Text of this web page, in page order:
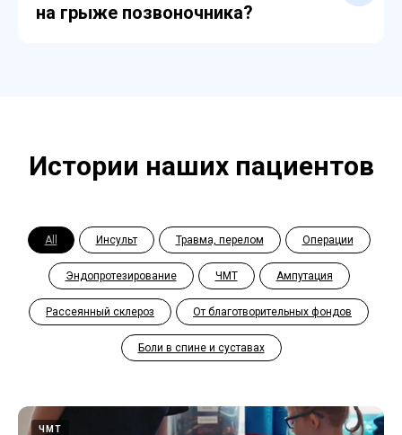
на грыже позвоночника?
Истории наших пациентов
All Инсульт Травма, перелом Операции
Эндопротезирование ЧМТ Ампутация
Рассеянный склероз От благотворительных фондов
Боли в спине и суставах
ЧМТ